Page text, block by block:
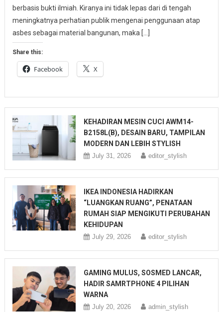
berbasis bukti ilmiah. Kiranya ini tidak lepas dari di tengah
meningkatnya perhatian publik mengenai penggunaan atap
asbes sebagai material bangunan, maka […]
Share this:
Facebook X
KEHADIRAN MESIN CUCI AWM14-
B2158L(B), DESAIN BARU, TAMPILAN
MODERN DAN LEBIH STYLISH
July 31, 2026 editor_stylish
IKEA INDONESIA HADIRKAN
“LUANGKAN RUANG”, PENATAAN
RUMAH SIAP MENGIKUTI PERUBAHAN
KEHIDUPAN
July 29, 2026 editor_stylish
GAMING MULUS, SOSMED LANCAR,
HADIR SAMRTPHONE 4 PILIHAN
WARNA
July 20, 2026 admin_stylish